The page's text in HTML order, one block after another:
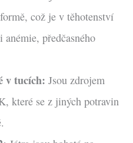
což je v těhotenství
předčasného
v tucích: Jsou zdrojem
které se z jiných potravin